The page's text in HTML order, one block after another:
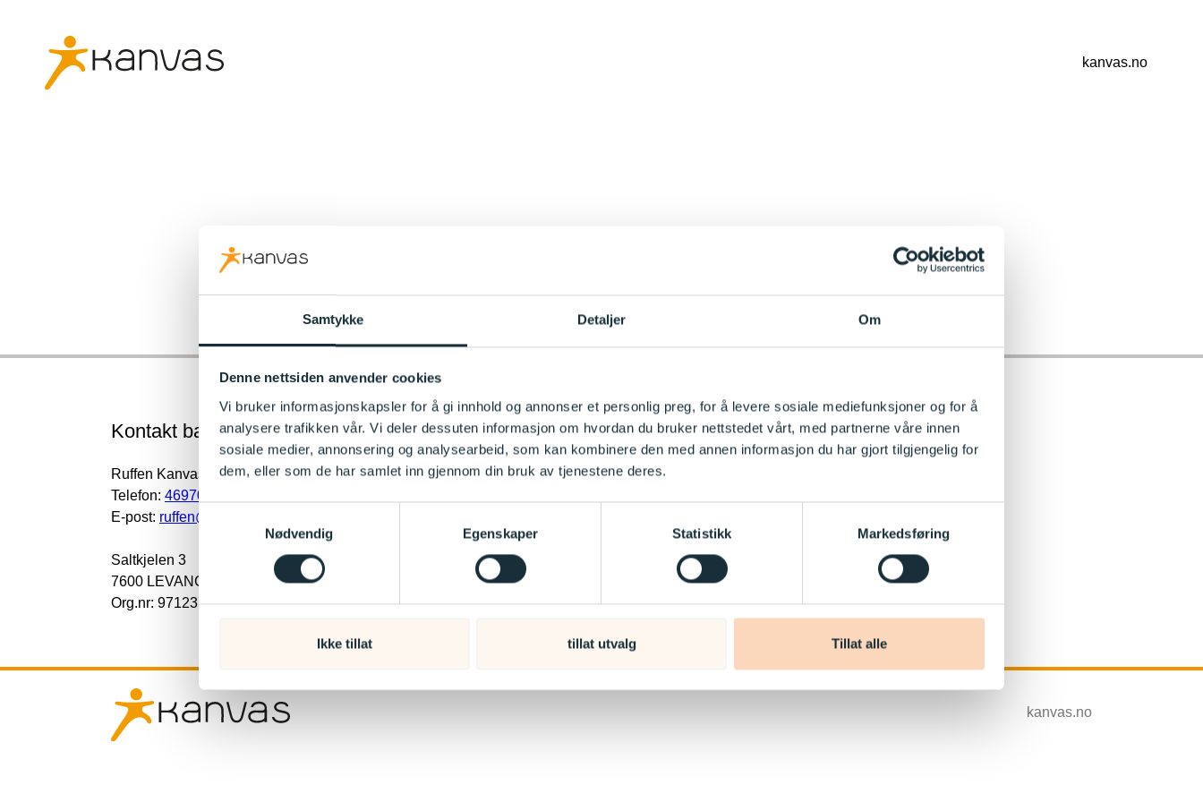
Samtykke Detaljer Om
Denne nettsiden anvender cookies
Vi bruker informasjonskapsler for å gi innhold og annonser et personlig preg, for å levere sosiale mediefunksjoner og for å
analysere trafikken vår. Vi deler dessuten informasjon om hvordan du bruker nettstedet vårt, med partnerne våre innen
sosiale medier, annonsering og analysearbeid, som kan kombinere den med annen informasjon du har gjort tilgjengelig for
dem, eller som de har samlet inn gjennom din bruk av tjenestene deres.
Samtykkevalg
Nødvendig
Egenskaper Statistikk Markedsføring
Ikke tillat tillat utvalg Tillat alle
kanvas.no
Kontakt barnehagen
Ruffen Kanvas-barnehage
Telefon: 46970007
E-post: ruffen@kanvas.no
Saltkjelen 3
7600 LEVANGER
Org.nr: 9712372643
kanvas.no